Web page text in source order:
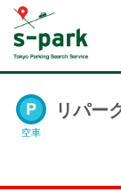
空車
リパー